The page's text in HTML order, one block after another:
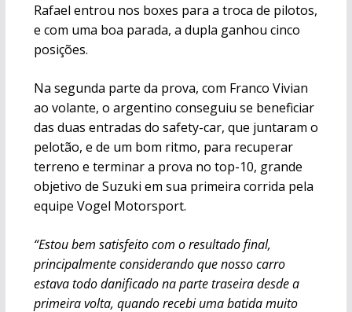
Rafael entrou nos boxes para a troca de pilotos,
e com uma boa parada, a dupla ganhou cinco
posições.
Na segunda parte da prova, com Franco Vivian
ao volante, o argentino conseguiu se beneficiar
das duas entradas do safety-car, que juntaram o
pelotão, e de um bom ritmo, para recuperar
terreno e terminar a prova no top-10, grande
objetivo de Suzuki em sua primeira corrida pela
equipe Vogel Motorsport.
“Estou bem satisfeito com o resultado final,
principalmente considerando que nosso carro
estava todo danificado na parte traseira desde a
primeira volta, quando recebi uma batida muito